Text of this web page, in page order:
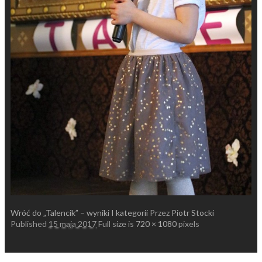
Wróć do „Talencik” – wyniki I kategorii Przez Piotr Stocki
Published 15 maja 2017Full size is 720 × 1080pixels